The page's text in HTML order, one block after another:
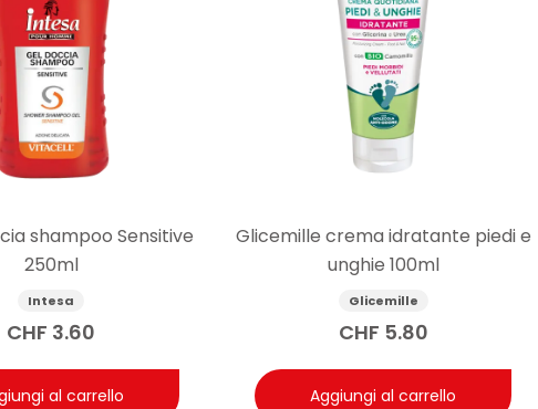
con formula 24h, quindi focalizzato sulla protezione
degli odori, non a ridurre la sudorazione.
o allergeni del profumo?
come Linalool, Limonene, Coumarin, Geraniol, Citronellol,
shampoo Sensitive
250ml
Intesa
CHF 3.60
al carrello
Glicemille crema idratante piedi e
unghie 100ml
Glicemille
CHF 5.80
Aggiungi al carrello